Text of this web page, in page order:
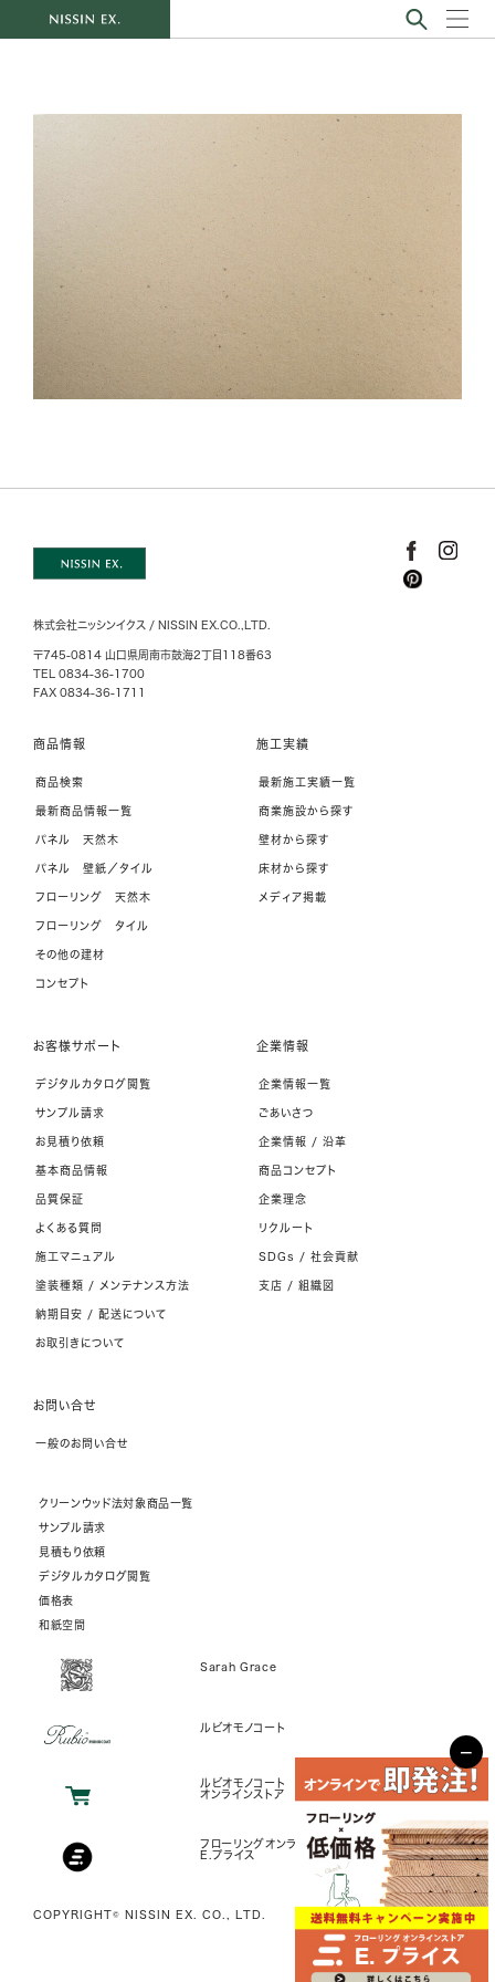
株式会社ニッシンイクス / NISSIN EX.CO.,LTD.
〒745-0814 山口県周南市鼓海2丁目118番63
TEL 0834-36-1700
FAX 0834-36-1711
商品情報
商品検索
最新商品情報一覧
パネル 天然木
パネル 壁紙／タイル
フローリング 天然木
フローリング タイル
その他の建材
コンセプト
施工実績
最新施工実績一覧
商業施設から探す
壁材から探す
床材から探す
メディア掲載
お客様サポート
デジタルカタログ閲覧
サンプル請求
お見積り依頼
基本商品情報
品質保証
よくある質問
施工マニュアル
塗装種類 / メンテナンス方法
納期目安 / 配送について
お取引きについて
企業情報
企業情報一覧
ごあいさつ
企業情報 / 沿革
商品コンセプト
企業理念
リクルート
SDGs / 社会貢献
支店 / 組織図
お問い合せ
一般のお問い合せ
クリーンウッド法対象商品一覧
サンプル請求
見積もり依頼
デジタルカタログ閲覧
価格表
和紙空間
Sarah Grace
ルビオモノコート
ルビオモノコート
オンラインストア
フローリングオンラインストア
E.プライス
COPYRIGHT© NISSIN EX. CO., LTD.
−